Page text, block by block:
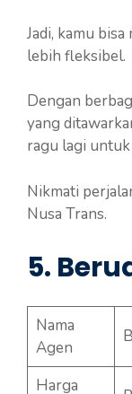
Jadi, kamu
lebih fleksibel.
Dengan
yang
ragu lagi
Nikmati
Nusa Trans.
5.
Nama
Agen
Harga